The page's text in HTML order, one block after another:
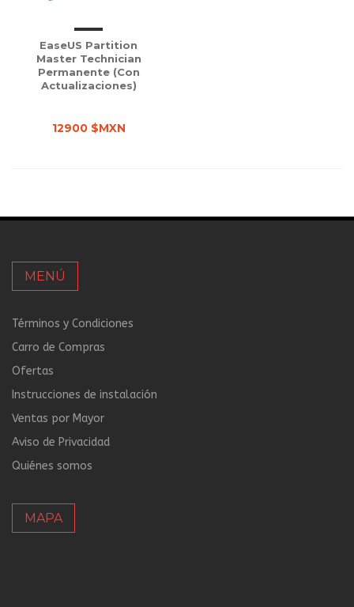
EaseUS Partition
Master Technician
Permanente (con
Actualizaciones)
12900 $MXN
MENÚ
Términos y Condiciones
Carro de Compras
Ofertas
Instrucciones de instalación
Ventas por Mayor
Aviso de Privacidad
Quiénes somos
MAPA